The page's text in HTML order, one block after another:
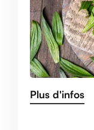
Plus d'infos